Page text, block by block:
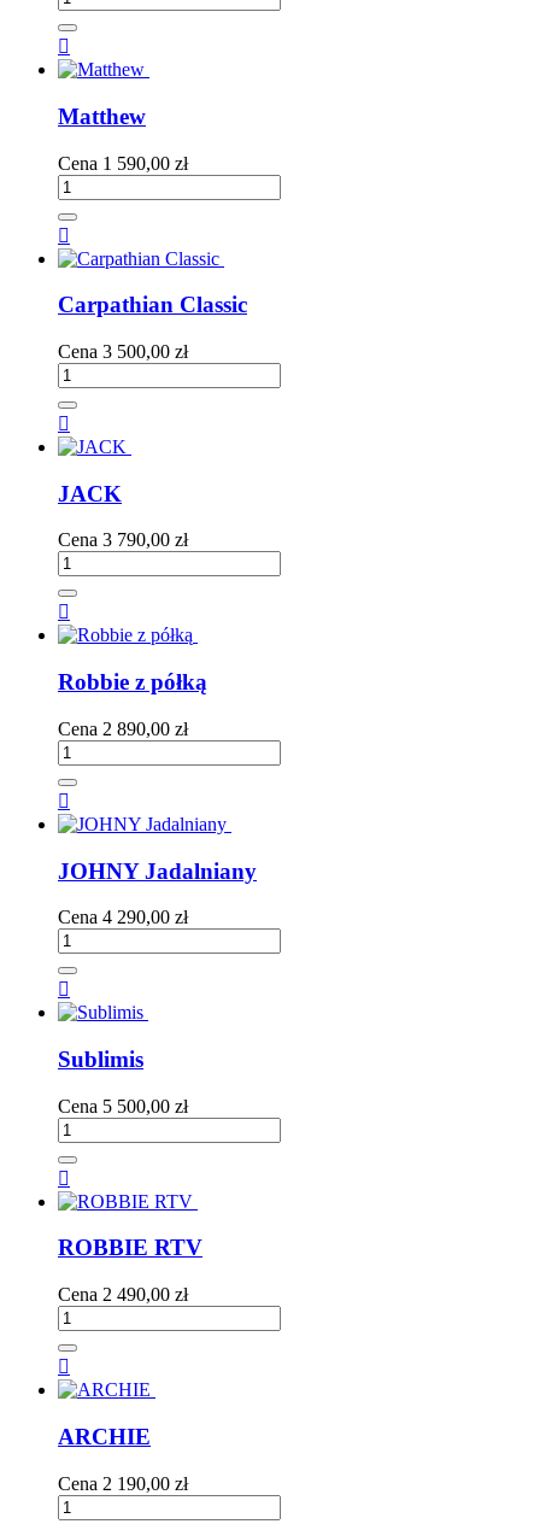

Matthew
Cena 1 590,00 zł

Carpathian Classic
Cena 3 500,00 zł

JACK
Cena 3 790,00 zł

Robbie z półką
Cena 2 890,00 zł

JOHNY Jadalniany
Cena 4 290,00 zł

Sublimis
Cena 5 500,00 zł

ROBBIE RTV
Cena 2 490,00 zł

ARCHIE
Cena 2 190,00 zł